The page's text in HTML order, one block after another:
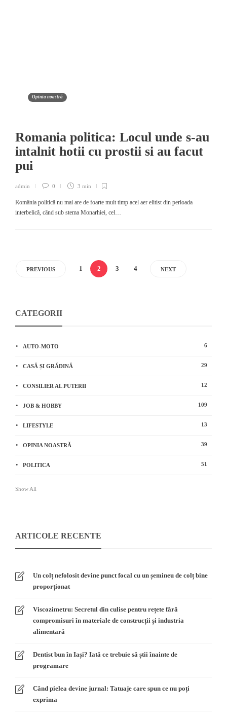
Opinia noastră
Romania politica: Locul unde s-au
intalnit hotii cu prostii si au facut
pui
admin 0 3 min
România politică nu mai are de foarte mult timp acel aer elitist din perioada
interbelică, când sub stema Monarhiei, cel…
PREVIOUS 1 2 3 4 NEXT
CATEGORII
AUTO-MOTO 6
CASĂ ȘI GRĂDINĂ 29
CONSILIER AL PUTERII 12
JOB & HOBBY 109
LIFESTYLE 13
OPINIA NOASTRĂ 39
POLITICA 51
Show All
ARTICOLE RECENTE
Un colț nefolosit devine punct focal cu un șemineu de colț bine
proporționat
Viscozimetru: Secretul din culise pentru rețete fără
compromisuri în materiale de construcții și industria
alimentară
Dentist bun în Iași? Iată ce trebuie să știi înainte de
programare
Când pielea devine jurnal: Tatuaje care spun ce nu poți
exprima